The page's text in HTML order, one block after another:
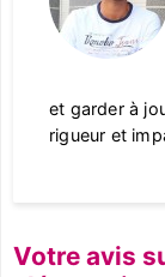
et garder à
rigueur et
Votre avis